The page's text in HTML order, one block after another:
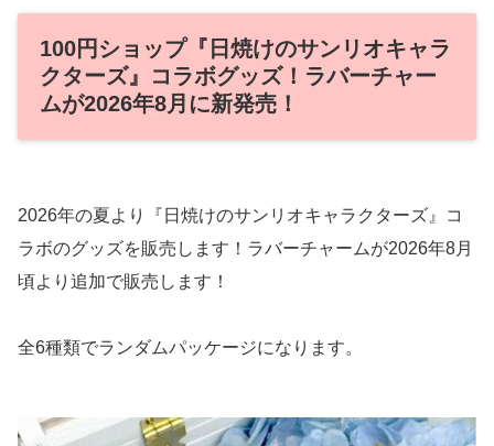
100円ショップ『日焼けのサンリオキャラ
クターズ』コラボグッズ！ラバーチャー
ムが2026年8月に新発売！
2026年の夏より『日焼けのサンリオキャラクターズ』コ
ラボのグッズを販売します！ラバーチャームが2026年8月
頃より追加で販売します！
全6種類でランダムパッケージになります。